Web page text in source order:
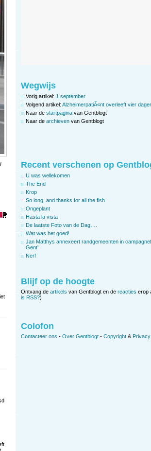
Wegwijs
Vorig artikel: 1 september
Volgend artikel: AlzheimerpatiÃ«nt overleeft vier
Naar de startpagina van Gentblogt
Naar de archieven van Gentblogt
Recent verschenen op
U was wellekomen
The End
Krop
So long, and thanks for all the fish
Ongeplant
Hasta la vista
De laatste Foto van de Dag….
Wat was het goed!
Jan Matthys annexeert randgemeenten in
Gent’
Nerf
Blijf op de hoogte
Ontvang de artikels van Gentblogt en de reacties erop
is RSS?)
Colofon
Contacteer ons - Over Gentblogt - Copyright & Privacy